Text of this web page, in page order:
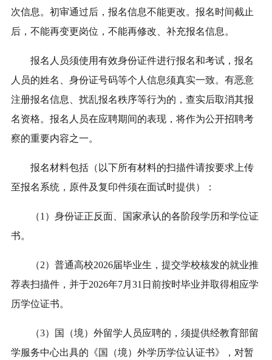
次信息。初审通过后，报名信息不能更改。报名时间截止
后，不能再变更岗位，不能再修改、补充报名信息。
报名人员须使用有效身份证件进行报名和考试，报名
人员的姓名、身份证号码等个人信息须真实一致。有恶意
注册报名信息、扰乱报名秩序等行为的，查实后取消其报
名资格。报名人员在应聘期间的表现，将作为公开招聘考
察的重要内容之一。
报名材料包括（以下所有材料的扫描件请按要求上传
至报名系统，原件及复印件须在面试时提供）：
（1）身份证正反面 、国家承认的各阶段学历和学位证
书。
（2）普通高校2026届毕业生，提交学校核发的就业推
荐表扫描件 ， 并于2026年7月31日前按时毕业并取得相应学
历学位证书。
（3）国 （境） 外留学人员应聘的，须提供经教育部留
学服务中心出具的《国
（境） 外学历学位认证书》，对暂